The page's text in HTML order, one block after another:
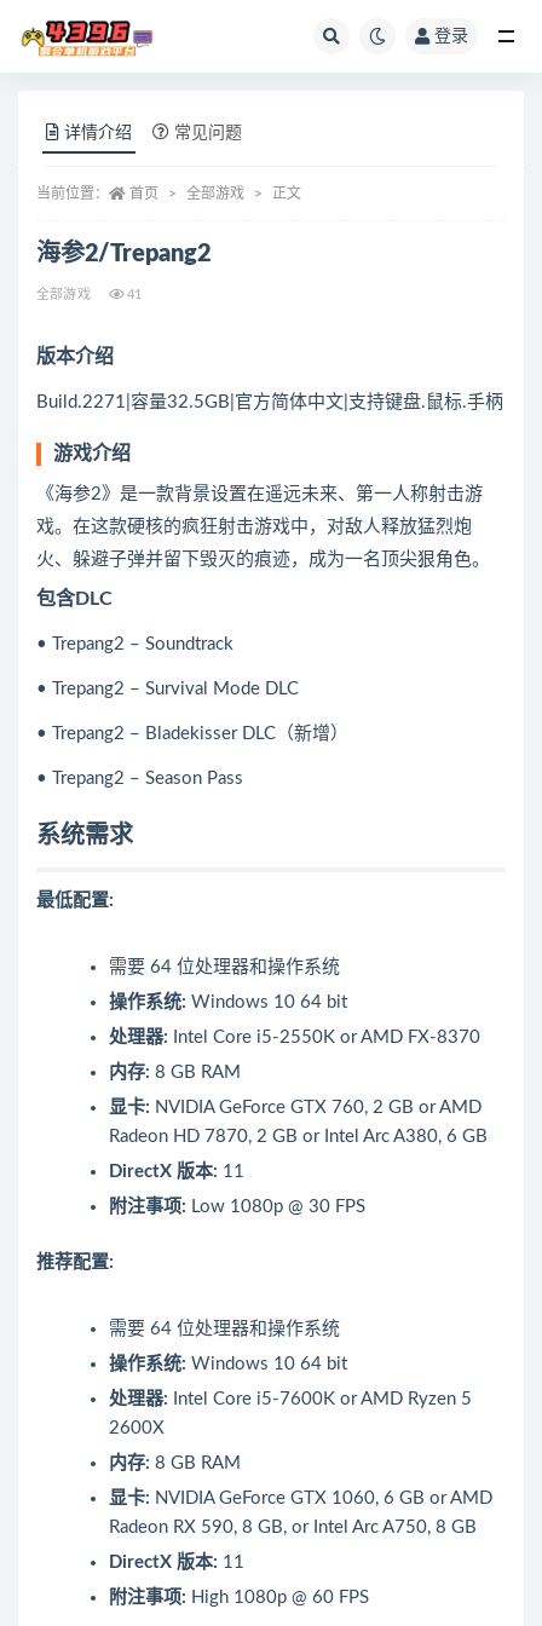
登录
详情介绍 常见问题
当前位置： 首页 全部游戏 正文
海参2/Trepang2
全部游戏 41
版本介绍
Build.2271|容量32.5GB|官方简体中文|支持键盘.鼠标.手柄
游戏介绍
《海参2》是一款背景设置在遥远未来、第一人称射击游
戏。在这款硬核的疯狂射击游戏中，对敌人释放猛烈炮
火、躲避子弹并留下毁灭的痕迹，成为一名顶尖狠角色。
包含DLC
• Trepang2 – Soundtrack
• Trepang2 – Survival Mode DLC
• Trepang2 – Bladekisser DLC（新增）
• Trepang2 – Season Pass
系统需求
最低配置:
需要 64 位处理器和操作系统
操作系统: Windows 10 64 bit
处理器: Intel Core i5-2550K or AMD FX-8370
内存: 8 GB RAM
显卡: NVIDIA GeForce GTX 760, 2 GB or AMD
Radeon HD 7870, 2 GB or Intel Arc A380, 6 GB
DirectX 版本: 11
附注事项: Low 1080p @ 30 FPS
推荐配置:
需要 64 位处理器和操作系统
操作系统: Windows 10 64 bit
处理器: Intel Core i5-7600K or AMD Ryzen 5
2600X
内存: 8 GB RAM
显卡: NVIDIA GeForce GTX 1060, 6 GB or AMD
Radeon RX 590, 8 GB, or Intel Arc A750, 8 GB
DirectX 版本: 11
附注事项: High 1080p @ 60 FPS